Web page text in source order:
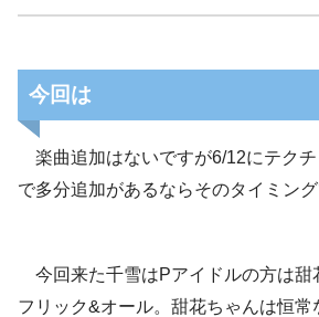
今回は
楽曲追加はないですが6/12にテク
で多分追加があるならそのタイミング
今回来た千雪はPアイドルの方は甜
フリック&オール。甜花ちゃんは恒